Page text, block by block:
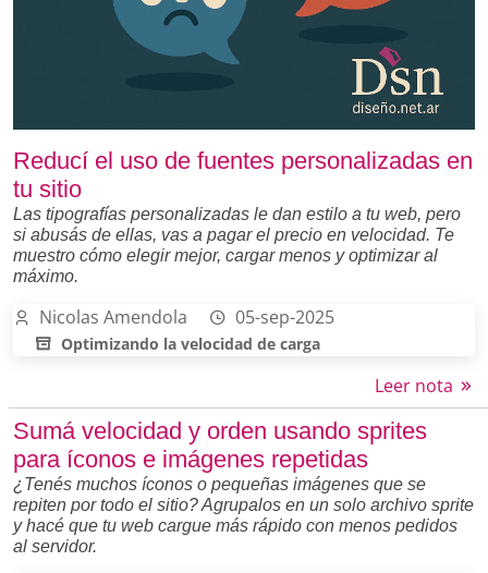
Reducí el uso de fuentes personalizadas en
tu sitio
Las tipografías personalizadas le dan estilo a tu web, pero
si abusás de ellas, vas a pagar el precio en velocidad. Te
muestro cómo elegir mejor, cargar menos y optimizar al
máximo.
Nicolas Amendola 05-sep-2025
Optimizando la velocidad de carga
Leer nota
Sumá velocidad y orden usando sprites
para íconos e imágenes repetidas
¿Tenés muchos íconos o pequeñas imágenes que se
repiten por todo el sitio? Agrupalos en un solo archivo sprite
y hacé que tu web cargue más rápido con menos pedidos
al servidor.